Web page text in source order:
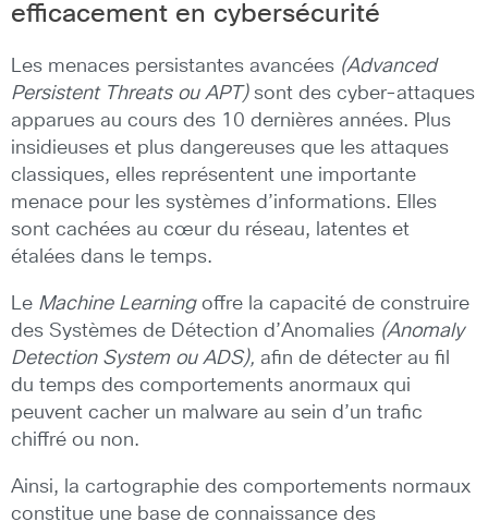
efficacement en cybersécurité
Les menaces persistantes avancées (Advanced
Persistent Threats ou APT)sont des cyber-attaques
apparues au cours des 10 dernières années. Plus
insidieuses et plus dangereuses que les attaques
classiques, elles représentent une importante
menace pour les systèmes d’informations. Elles
sont cachées au cœur du réseau, latentes et
étalées dans le temps.
Le Machine Learningoffre la capacité de construire
des Systèmes de Détection d’Anomalies (Anomaly
Detection System ou ADS), afin de détecter au fil
du temps des comportements anormaux qui
peuvent cacher un malware au sein d’un trafic
chiffré ou non.
Ainsi, la cartographie des comportements normaux
constitue une base de connaissance des